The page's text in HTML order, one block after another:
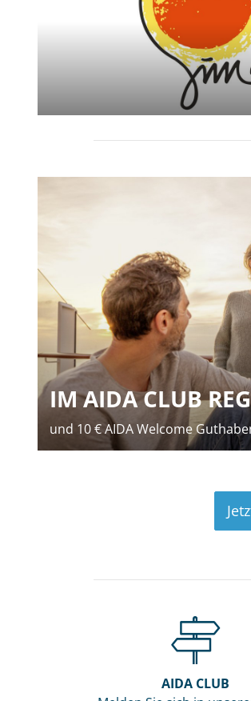
IM AIDA CLUB
und 10 € AIDA Welcome
AIDA CLUB